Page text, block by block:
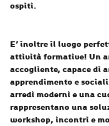
ospiti.
E’ inoltre il luogo
attività formative! Un
accogliente, capace di
apprendimento e
arredi moderni e una
rappresentano una
workshop, incontri e